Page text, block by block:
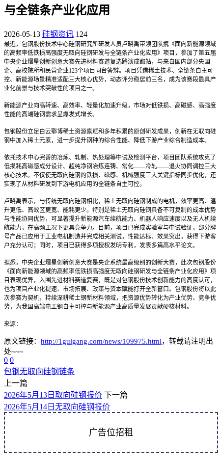
与全链条产业化应用
2026-05-13 硅钢资讯 124
最近，包钢股份技术中心硅钢研究所研发人员卢晓禹带领团队携《面向新能源领域
的高频率低铁损高强度无取向硅钢研发与全链条产业化应用》项目，参加了第五届
中央企业熠星创新创意大赛先进材料赛道复选路演成都站，与来自国内部分央国
企、高校院所和民营企业123个项目同台答辩。项目凭借稀土技术、全链条自主可
控、新能源场景精准适配三大核心优势，动态评分稳居前三名，成为该赛段最具产
业化前景与技术突破性的项目之一。
新能源产业向高转速、高效率、轻量化加速升级，市场对低铁损、高磁感、高强度
性能的高端硅钢需求呈爆发式增长。
包钢股份立足白云鄂博稀土资源禀赋和多年积累的原创研发成果，创新在无取向硅
钢中加入稀土元素，进一步提升钢种的综合性能、降低下游产业综合制造成本。
依托技术中心完善的冶炼、轧制、热处理等中试及检测平台，项目团队系统攻克了
低损耗高磁感成分设计、超纯净钢冶炼连铸、常化——冷轧——退火协同调控三大
核心技术。不仅使无取向硅钢的铁损、磁感、机械强度三大关键指标同步优化，还
实现了从材料研发到下游电机应用的全链条自主可控。
卢晓禹表示，与传统无取向硅钢相比，稀土无取向硅钢制成的电机，效率更高、温
升更低、高效区更宽、能耗更少。特别是稀土无取向硅钢具备不可复制的成本优势
与性能协同优势，可显著提升新能源汽车续航能力、机器人响应速度以及无人机续
航能力，在高频工况下更具竞争力。目前，项目已完成实验室与中试验证，部分牌
号产品已应用于工业电机制造并完成相关测试，性能达标、效果突出，获得下游客
户充分认可；同时，项目已获得多项授权发明专利，发表多篇高水平论文。
据悉，中央企业熠星创新创意大赛是央企系统最高级别的创新大赛，此次包钢股份
《面向新能源领域的高频率低铁损高强度无取向硅钢研发与全链条产业化应用》项
目表现优异，入围先进材料赛道复赛，既是对包钢股份技术创新能力的高度认可，
也为项目产业化提速、市场拓展、政策与资本赋能打开全新窗口。包钢股份将以此
次参赛为契机，持续深耕稀土钢新材料领域，把资源优势转化为产业优势、竞争优
势，为我国高端电工钢自主可控与新能源产业高质量发展贡献硬核材料。
来源：
原文链接： http://1guigang.com/news/109975.html，转载请注明出
处~~~
0 0
包钢无取向硅钢链条
上一篇
2026年5月13日取向硅钢报价 下一篇
2026年5月14日无取向硅钢报价
广告位招租